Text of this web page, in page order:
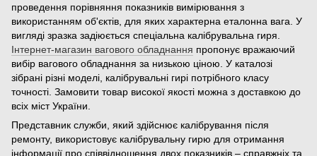
проведення порівняння показників вимірювання з
використанням об'єктів, для яких характерна еталонна вага. У
вигляді зразка задіюється спеціальна калібрувальна гиря.
Інтернет-магазин вагового обладнання пропонує вражаючий
вибір вагового обладнання за низькою ціною. У каталозі
зібрані різні моделі, калібрувальні гирі потрібного класу
точності. Замовити товар високої якості можна з доставкою до
всіх міст України.
Представник служби, який здійснює калібрування після
ремонту, використовує калібрувальну гирю для отримання
інформації про співвідношення двох показників – справжніх та